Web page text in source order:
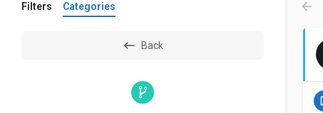
Filters Categories
Back